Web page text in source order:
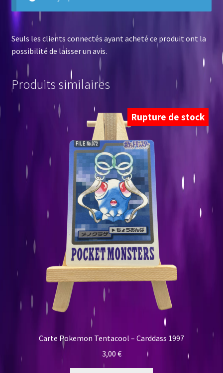
Seuls les clients connectés ayant acheté ce produit ont la
possibilité de laisser un avis.
Produits similaires
Rupture de stock
Carte Pokemon Tentacool – Carddass 1997
3,00 €